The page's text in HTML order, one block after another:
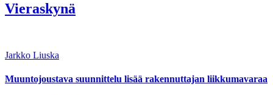
Vieraskynä
Jarkko Liuska
Muuntojoustava suunnittelu lisää rakennuttajan liikkumavaraa